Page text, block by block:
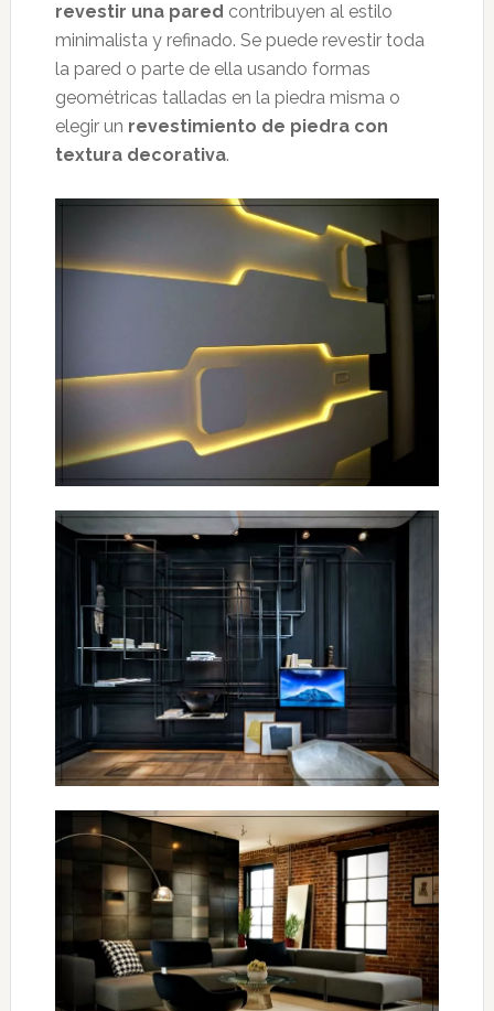
revestir una pared contribuyen al estilo
minimalista y refinado. Se puede revestir toda
la pared o parte de ella usando formas
geométricas talladas en la piedra misma o
elegir un revestimiento de piedra con
textura decorativa.